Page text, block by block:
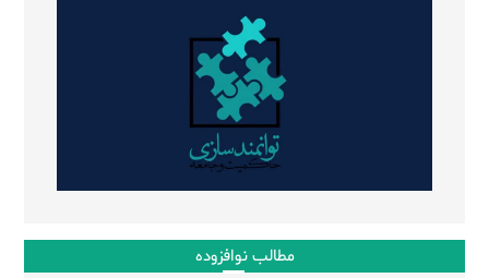
مطالب نوافزوده